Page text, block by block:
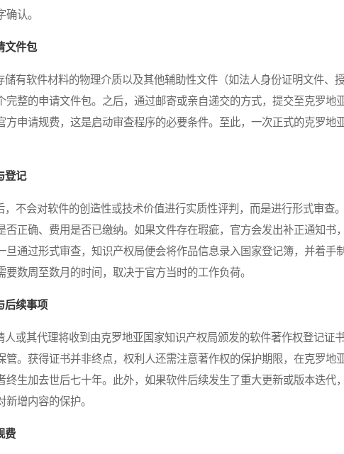
认。
文件包
有软件材料的物理介质以及其他辅助性文件（如法人身份证明文件、
完整的申请文件包。之后，通过邮寄或亲自递交的方式，提交至克罗地
方申请规费，这是启动审查程序的必要条件。至此，一次正式的克罗地
登记
不会对软件的创造性或技术价值进行实质性评判，而是进行形式审查
否正确、费用是否已缴纳。如果文件存在瑕疵，官方会发出补正通知书
旦通过形式审查，知识产权局便会将作品信息录入国家登记簿，并着手
数周至数月的时间，取决于官方当时的工作负荷。
后续事项
或其代理将收到由克罗地亚国家知识产权局颁发的软件著作权登记证
管。获得证书并非终点，权利人还需注意著作权的保护期限，在克罗地
终生加去世后七十年。此外，如果软件后续发生了重大更新或版本迭代
增内容的保护。
费